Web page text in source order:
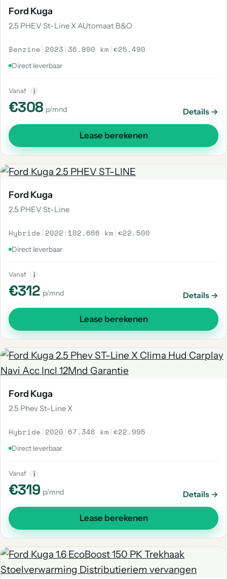
Ford Kuga
2.5 PHEV St-Line X AUtomaat B&O
Benzine | 2023 | 36.990 km |€25.490
Direct leverbaar
Vanaf i
€308 p/mnd Details →
Lease berekenen
Ford Kuga
2.5 PHEV St-Line
Hybride | 2022 | 102.666 km |€22.500
Direct leverbaar
Vanaf i
€312 p/mnd Details →
Lease berekenen
Ford Kuga
2.5 Phev St-Line X
Hybride | 2020 | 67.348 km |€22.995
Direct leverbaar
Vanaf i
€319 p/mnd Details →
Lease berekenen